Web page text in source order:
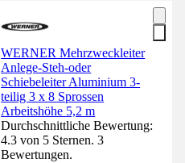
WERNER Mehrzweckleiter
Anlege-Steh-oder
Schiebeleiter Aluminium 3-
teilig 3 x 8 Sprossen
Arbeitshöhe 5,2 m
Durchschnittliche Bewertung:
4.3 von 5 Sternen. 3
Bewertungen.